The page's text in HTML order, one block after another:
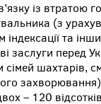
із втратою
(з
та
заслуги перед
шахтарів,
– 120